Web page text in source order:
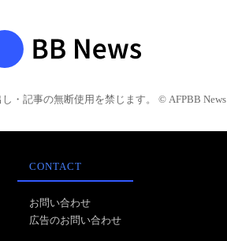
・記事の無断使用を禁じます。 © AFPBB News
CONTACT
お問い合わせ
広告のお問い合わせ